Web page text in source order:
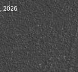
2026